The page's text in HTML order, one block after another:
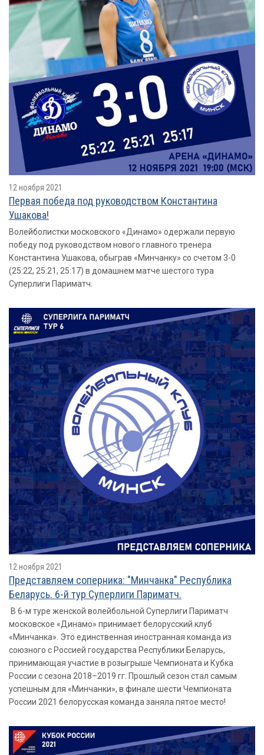
12 ноября 2021
Первая победа под руководством Константина
Ушакова!
Волейболистки московского «Динамо» одержали первую
победу под руководством нового главного тренера
Константина Ушакова, обыграв «Минчанку» со счетом 3-0
(25:22, 25:21, 25:17) в домашнем матче шестого тура
Суперлиги Париматч.
12 ноября 2021
Представляем соперника: "Минчанка" Республика
Беларусь. 6-й тур Суперлиги Париматч.
В 6-м туре женской волейбольной Суперлиги Париматч
московское «Динамо» принимает белорусский клуб
«Минчанка». Это единственная иностранная команда из
союзного с Россией государства Республики Беларусь,
принимающая участие в розыгрыше Чемпионата и Кубка
России с сезона 2018–2019 гг. Прошлый сезон стал самым
успешным для «Минчанки», в финале шести Чемпионата
России 2021 белорусская команда заняла пятое место!